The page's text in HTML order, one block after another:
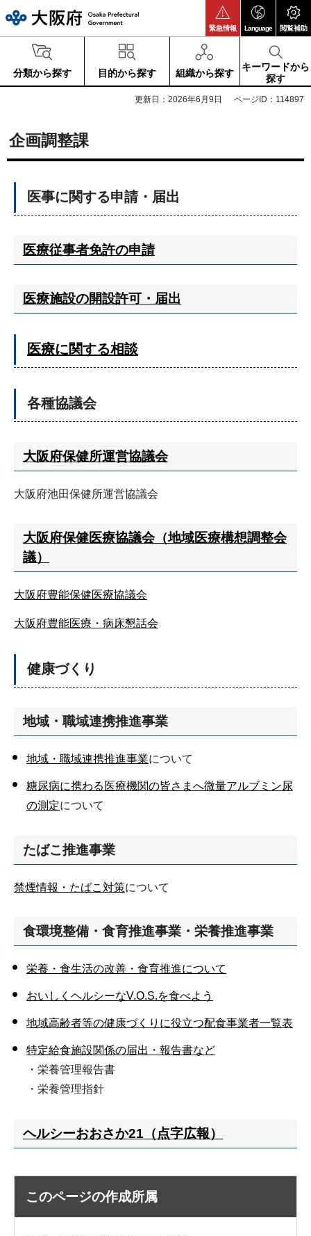
緊急情報 Language 閲覧補助
分類から探す 目的から探す 組織から探す
キーワードから
探す
更新日：2026年6月9日 ページID：114897
企画調整課
医事に関する申請・届出
医療従事者免許の申請
医療施設の開設許可・届出
医療に関する相談
各種協議会
大阪府保健所運営協議会
大阪府池田保健所運営協議会
大阪府保健医療協議会（地域医療構想調整会
議）
大阪府豊能保健医療協議会
大阪府豊能医療・病床懇話会
健康づくり
地域・職域連携推進事業
地域・職域連携推進事業について
糖尿病に携わる医療機関の皆さまへ微量アルブミン尿
の測定について
たばこ推進事業
禁煙情報・たばこ対策について
食環境整備・食育推進事業・栄養推進事業
栄養・食生活の改善・食育推進について
おいしくヘルシーなV.O.S.を食べよう
地域高齢者等の健康づくりに役立つ配食事業者一覧表
特定給食施設関係の届出・報告書など
・栄養管理報告書
・栄養管理指針
ヘルシーおおさか21（点字広報）
このページの作成所属